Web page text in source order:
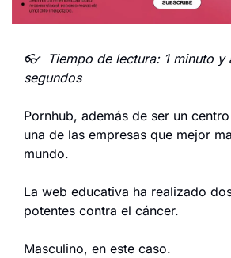
👓  Tiempo de lectura: 1 minuto y
segundos
Pornhub, además de ser un
una de las empresas que mejor
mundo.
La web educativa ha realizado
potentes contra el cáncer.
Masculino, en este caso.